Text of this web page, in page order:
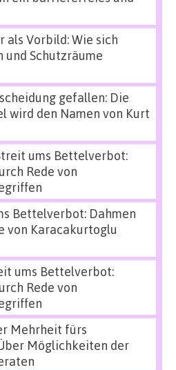
als Vorbild: Wie sich
und Schutzräume
gefallen: Die
wird den Namen von Kurt
ums Bettelverbot:
Rede von
Bettelverbot: Dahmen
von Karacakurtoglu
ums Bettelverbot:
Rede von
Mehrheit fürs
Möglichkeiten der